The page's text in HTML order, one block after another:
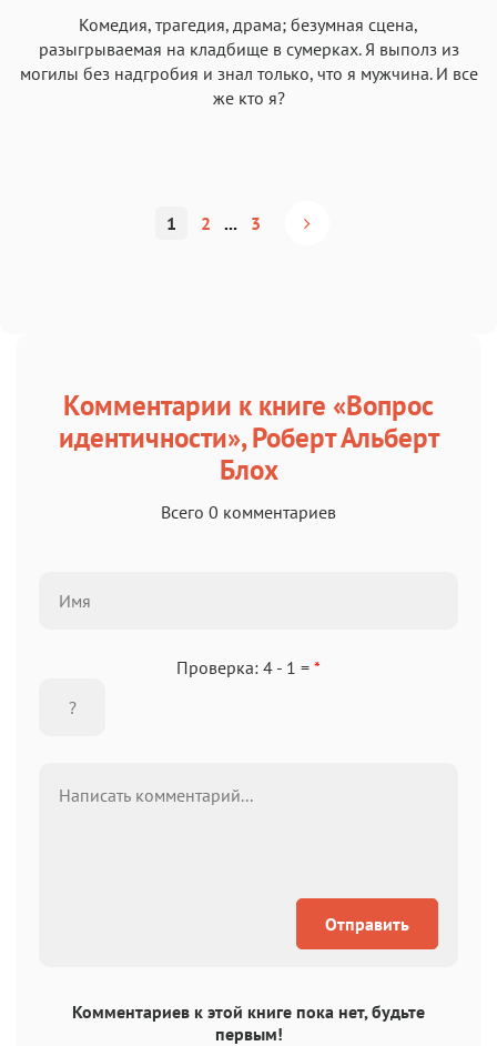
Комедия, трагедия, драма; безумная сцена,
разыгрываемая на кладбище в сумерках. Я выполз из
могилы без надгробия и знал только, что я мужчина. И все
же кто я?
1 2 ... 3
Комментарии к книге «Вопрос
идентичности», Роберт Альберт
Блох
Всего 0 комментариев
Проверка: 4 - 1 = *
Отправить
Комментариев к этой книге пока нет, будьте
первым!